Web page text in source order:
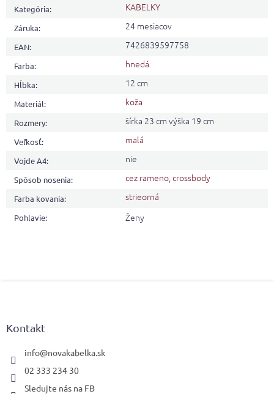
Kategória: KABELKY
Záruka: 24 mesiacov
EAN: 7426839597758
Farba: hnedá
Hĺbka: 12 cm
Materiál: koža
Rozmery: šírka 23 cm výška 19 cm
Veľkosť: malá
Vojde A4: nie
Spôsob nosenia: cez rameno,crossbody
Farba kovania: strieorná
Pohlavie: Ženy
Kontakt
info@novakabelka.sk
02 333 234 30
Sledujte nás na FB